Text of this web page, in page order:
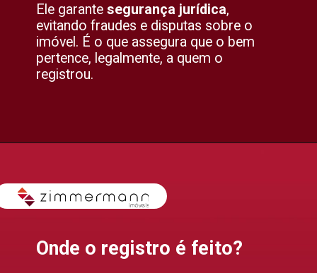
Ele garantesegurança jurídica,
evitando fraudes e disputas sobre o
imóvel. É o que assegura que o bem
pertence, legalmente, a quem o
registrou.
Onde o registro é feito?